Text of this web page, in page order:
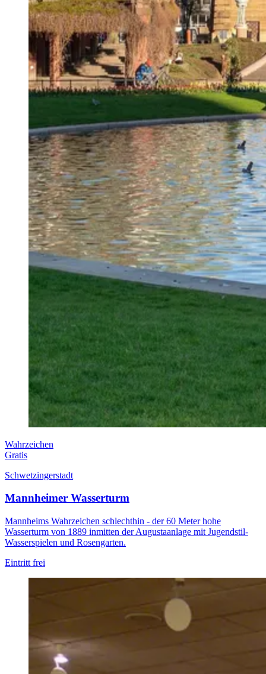
Wahrzeichen
Gratis
Schwetzingerstadt
Mannheimer Wasserturm
Mannheims Wahrzeichen schlechthin - der 60 Meter hohe
Wasserturm von 1889 inmitten der Augustaanlage mit Jugendstil-
Wasserspielen und Rosengarten.
Eintritt frei